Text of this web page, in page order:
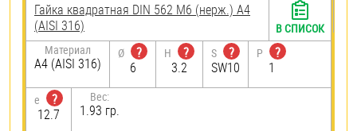
Гайка квадратная DIN 562 М6 (нерж.) A4
(AISI 316)
Материал
A4 (AISI 316)
Ø
?
6
H
?
3.2
S
?
SW10
P
?
1
e
?
12.7
Вес:
1.93 гр.
В СПИСОК